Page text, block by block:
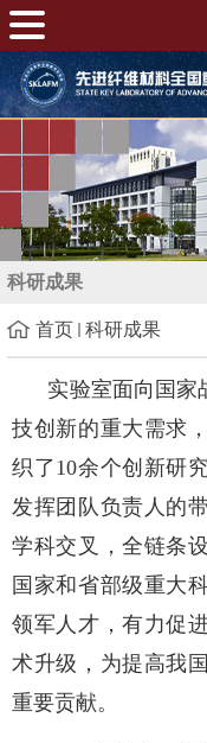
科研成果
首页 科研成果
实验室面向国家
技创新的重大需求
织了10余个创新研
发挥团队负责人的
学科交叉，全链条
国家和省部级重大
领军人才，有力促
术升级，为提高我
重要贡献。